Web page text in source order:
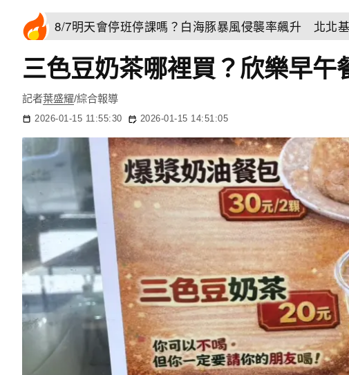
8/7明天會停班停課嗎？白海豚暴風侵襲率飆升 北北
三色豆奶茶哪裡買？欣樂早
記者葉盛耀/綜合報導
2026-01-15 11:55:30 2026-01-15 14:51:05